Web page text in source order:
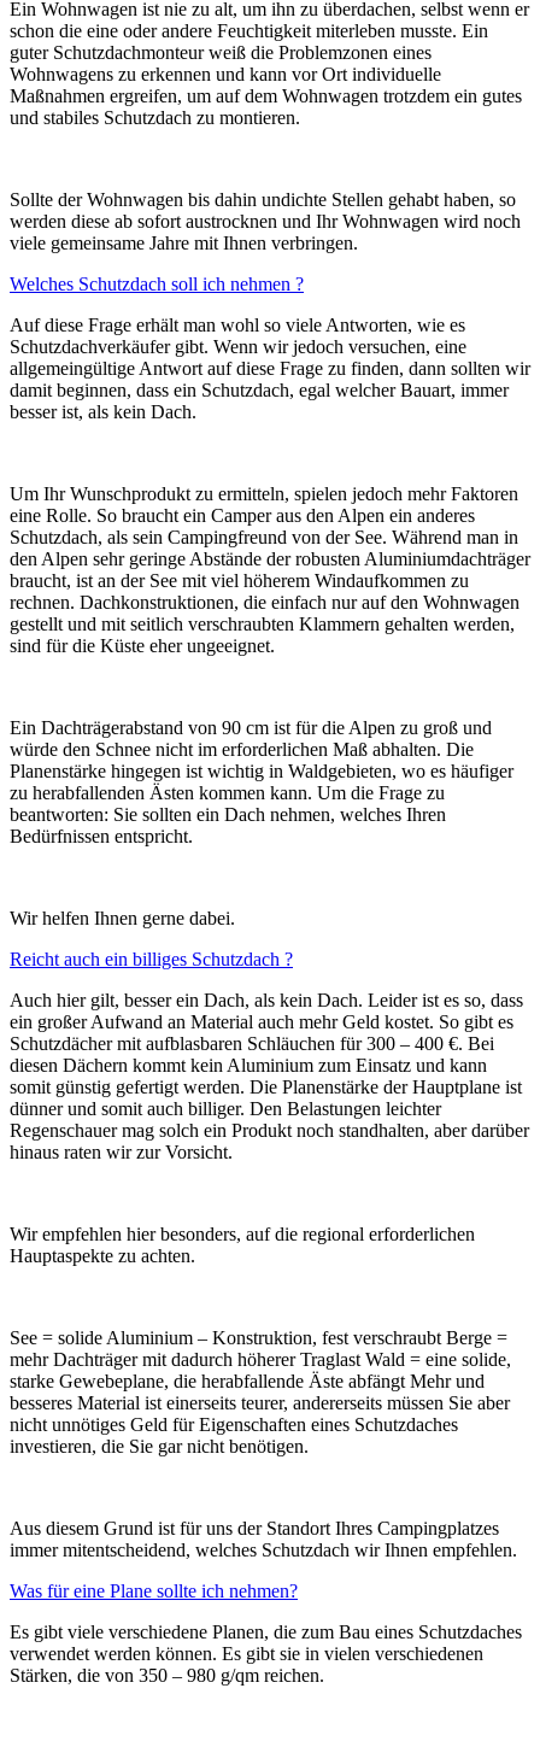
Ein Wohnwagen ist nie zu alt, um ihn zu überdachen, selbst wenn er
schon die eine oder andere Feuchtigkeit miterleben musste. Ein
guter Schutzdachmonteur weiß die Problemzonen eines
Wohnwagens zu erkennen und kann vor Ort individuelle
Maßnahmen ergreifen, um auf dem Wohnwagen trotzdem ein gutes
und stabiles Schutzdach zu montieren.
Sollte der Wohnwagen bis dahin undichte Stellen gehabt haben, so
werden diese ab sofort austrocknen und Ihr Wohnwagen wird noch
viele gemeinsame Jahre mit Ihnen verbringen.
Welches Schutzdach soll ich nehmen ?
Auf diese Frage erhält man wohl so viele Antworten, wie es
Schutzdachverkäufer gibt. Wenn wir jedoch versuchen, eine
allgemeingültige Antwort auf diese Frage zu finden, dann sollten wir
damit beginnen, dass ein Schutzdach, egal welcher Bauart, immer
besser ist, als kein Dach.
Um Ihr Wunschprodukt zu ermitteln, spielen jedoch mehr Faktoren
eine Rolle. So braucht ein Camper aus den Alpen ein anderes
Schutzdach, als sein Campingfreund von der See. Während man in
den Alpen sehr geringe Abstände der robusten Aluminiumdachträger
braucht, ist an der See mit viel höherem Windaufkommen zu
rechnen. Dachkonstruktionen, die einfach nur auf den Wohnwagen
gestellt und mit seitlich verschraubten Klammern gehalten werden,
sind für die Küste eher ungeeignet.
Ein Dachträgerabstand von 90 cm ist für die Alpen zu groß und
würde den Schnee nicht im erforderlichen Maß abhalten. Die
Planenstärke hingegen ist wichtig in Waldgebieten, wo es häufiger
zu herabfallenden Ästen kommen kann. Um die Frage zu
beantworten: Sie sollten ein Dach nehmen, welches Ihren
Bedürfnissen entspricht.
Wir helfen Ihnen gerne dabei.
Reicht auch ein billiges Schutzdach ?
Auch hier gilt, besser ein Dach, als kein Dach. Leider ist es so, dass
ein großer Aufwand an Material auch mehr Geld kostet. So gibt es
Schutzdächer mit aufblasbaren Schläuchen für 300 – 400 €. Bei
diesen Dächern kommt kein Aluminium zum Einsatz und kann
somit günstig gefertigt werden. Die Planenstärke der Hauptplane ist
dünner und somit auch billiger. Den Belastungen leichter
Regenschauer mag solch ein Produkt noch standhalten, aber darüber
hinaus raten wir zur Vorsicht.
Wir empfehlen hier besonders, auf die regional erforderlichen
Hauptaspekte zu achten.
See = solide Aluminium – Konstruktion, fest verschraubt Berge =
mehr Dachträger mit dadurch höherer Traglast Wald = eine solide,
starke Gewebeplane, die herabfallende Äste abfängt Mehr und
besseres Material ist einerseits teurer, andererseits müssen Sie aber
nicht unnötiges Geld für Eigenschaften eines Schutzdaches
investieren, die Sie gar nicht benötigen.
Aus diesem Grund ist für uns der Standort Ihres Campingplatzes
immer mitentscheidend, welches Schutzdach wir Ihnen empfehlen.
Was für eine Plane sollte ich nehmen?
Es gibt viele verschiedene Planen, die zum Bau eines Schutzdaches
verwendet werden können. Es gibt sie in vielen verschiedenen
Stärken, die von 350 – 980 g/qm reichen.